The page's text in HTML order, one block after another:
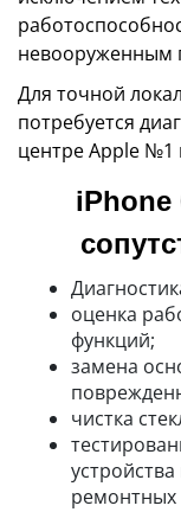
невооруженным
Для точной
потребуется
центре Apple №1
iPhone
оценка
функций;
замена
чистка
ремонтных